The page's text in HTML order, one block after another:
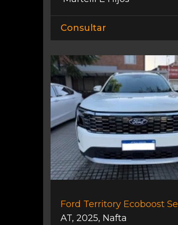
Consultar
Ford Territory Ecoboost Sel
AT, 2025, Nafta